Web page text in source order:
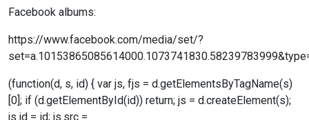
Facebook albums:
https://www.facebook.com/media/set/?
(function(d, s, id) { var js, fjs = d.getElementsByTagName(s)
[0]; if (d.getElementById(id)) return; js = d.createElement(s);
js.id = id; js.src =